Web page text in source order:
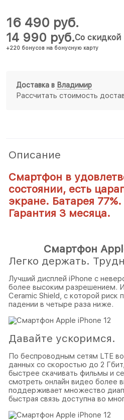
14 990 руб.
+220 бонусов на бонусную карту
Со скидкой
16 490 руб.
Доставка в Владимир
Рассчитать стоимость
Описание
Смартфон в
состоянии, есть
экране. Батарея 77%.
Гарантия 3 месяца.
Смартфон
Легко держать.
Лучший дисплей iPhone с
более высоким разрешением.
Ceramic Shield, с которой риск
падении в четыре раза ниже.
Давайте ускоримся.
По беспроводным сетям LTE
данных со скоростью до 2
быстрее скачивать фильмы и
смотреть онлайн видео более
поддерживает множество
быстрая связь доступна во